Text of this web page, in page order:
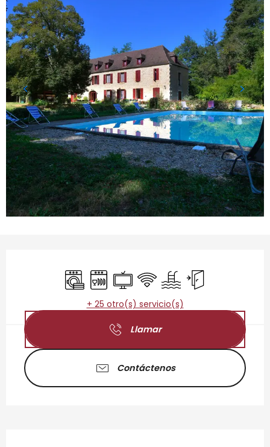
LavadoraLavavajillas
Televisión
Wifi PiscinaEntrada
+ 25 otro(s) servicio(s)
Llamar
Contáctenos